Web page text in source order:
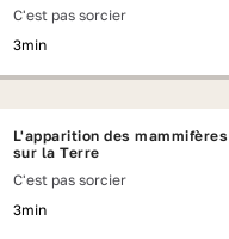
C'est pas sorcier
3min
L'apparition des mammifères
sur la Terre
C'est pas sorcier
3min